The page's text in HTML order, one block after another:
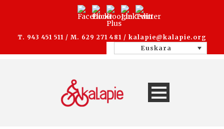
T. 943 451 511 / M. 629 271 481 / kalapie@kalapie.org
Euskara